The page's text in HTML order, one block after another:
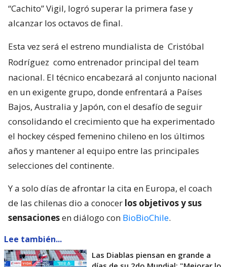
“Cachito” Vigil, logró superar la primera fase y
alcanzar los octavos de final.
Esta vez será el estreno mundialista de Cristóbal
Rodríguez como entrenador principal del team
nacional. El técnico encabezará al conjunto nacional
en un exigente grupo, donde enfrentará a Países
Bajos, Australia y Japón, con el desafío de seguir
consolidando el crecimiento que ha experimentado
el hockey césped femenino chileno en los últimos
años y mantener al equipo entre las principales
selecciones del continente.
Y a solo días de afrontar la cita en Europa, el coach
de las chilenas dio a conocer los objetivos y sus
sensacionesen diálogo con BioBioChile.
Lee también...
Las Diablas piensan en grande a